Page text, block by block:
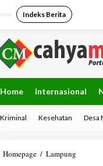
Indeks Berita
Home Internasional
Kriminal Kesehatan Desa
Homepage / Lampung